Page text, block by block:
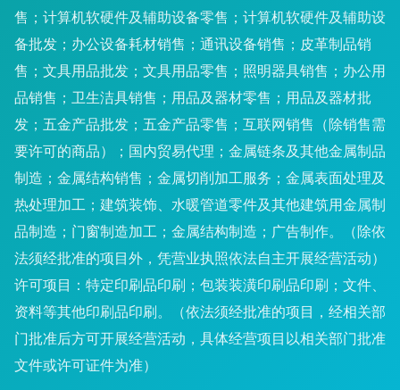
售；计算机软硬件及辅助设备零售；计算机软硬件及辅助设
备批发；办公设备耗材销售；通讯设备销售；皮革制品销
售；文具用品批发；文具用品零售；照明器具销售；办公用
品销售；卫生洁具销售；用品及器材零售；用品及器材批
发；五金产品批发；五金产品零售；互联网销售（除销售需
要许可的商品）；国内贸易代理；金属链条及其他金属制品
制造；金属结构销售；金属切削加工服务；金属表面处理及
热处理加工；建筑装饰、水暖管道零件及其他建筑用金属制
品制造；门窗制造加工；金属结构制造；广告制作。（除依
法须经批准的项目外，凭营业执照依法自主开展经营活动）
许可项目：特定印刷品印刷；包装装潢印刷品印刷；文件、
资料等其他印刷品印刷。（依法须经批准的项目，经相关部
门批准后方可开展经营活动，具体经营项目以相关部门批准
文件或许可证件为准）